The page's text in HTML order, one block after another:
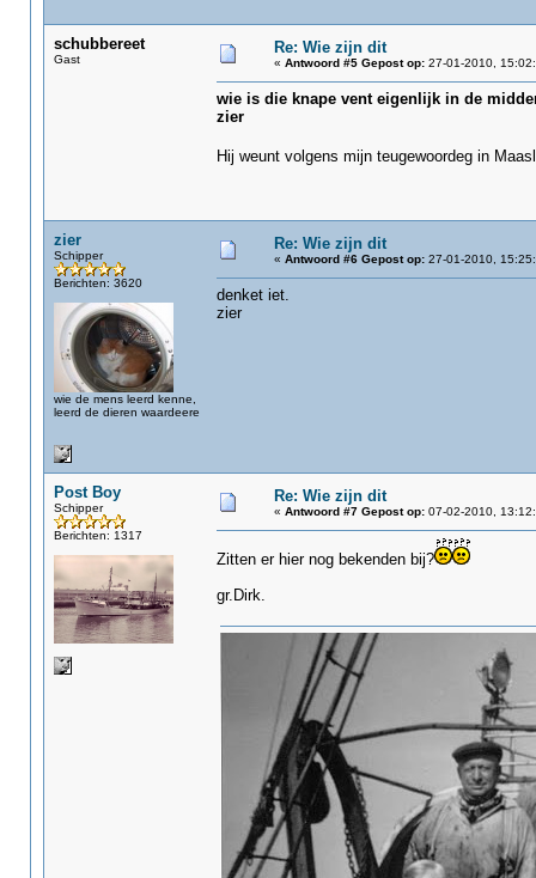
schubbereet
Gast
Re: Wie zijn dit
« Antwoord #5 Gepost op:27-01-2010,
wie is die knape vent eigenlijk in de
zier
Hij weunt volgens mijn teugewoordeg in
zier
Schipper
Berichten: 3620
wie de mens leerd kenne,
leerd de dieren waardeere
Re: Wie zijn dit
« Antwoord #6 Gepost op:27-01-2010,
denket iet.
zier
Post Boy
Schipper
Berichten: 1317
Re: Wie zijn dit
« Antwoord #7 Gepost op:07-02-2010,
Zitten er hier nog bekenden bij?
gr.Dirk.